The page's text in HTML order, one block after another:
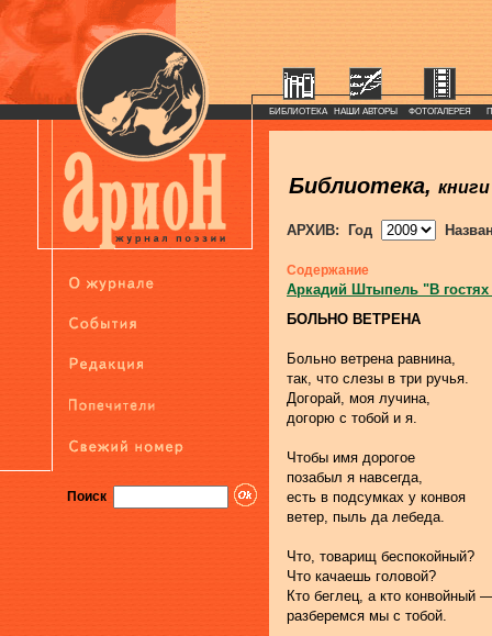
Поиск
БИБЛИОТЕКА НАШИ АВТОРЫ ФОТОГАЛЕРЕЯ
Библиотека, книги
АРХИВ: Год
Содержание
Аркадий Штыпель "В
БОЛЬНО ВЕТРЕНА
Больно ветрена равнина,
так, что слезы в три ручья.
Догорай, моя лучина,
догорю с тобой и я.
Чтобы имя дорогое
позабыл я навсегда,
есть в подсумках у конвоя
ветер, пыль да лебеда.
Что, товарищ беспокойный?
Что качаешь головой?
Кто беглец, а кто конвойный
разберемся мы с тобой.